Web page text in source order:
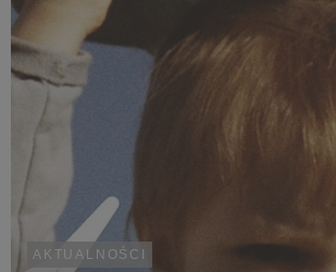
AKTUALNOŚCI